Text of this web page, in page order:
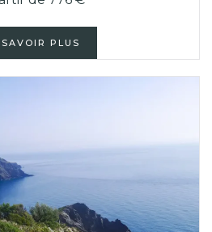
PLUS